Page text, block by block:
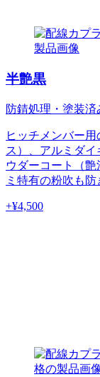
半艶黒
防錆処理・塗装済
ヒッチメンバー
ス）、アルミダ
ウダーコート（
ミ特有の粉吹も
+¥4,500